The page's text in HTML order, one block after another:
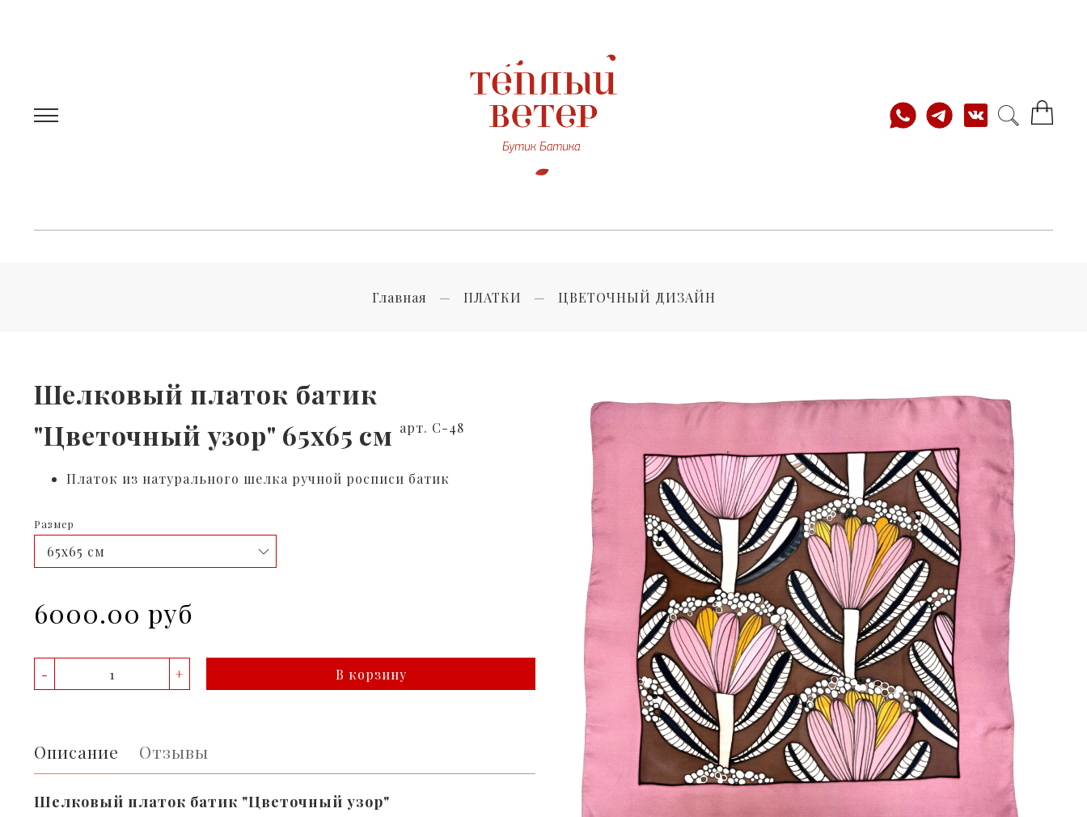
Главная ПЛАТКИ ЦВЕТОЧНЫЙ ДИЗАЙН
Шелковый платок батик
"Цветочный узор" 65x65 см арт. С-48
Платок из натурального шелка ручной росписи батик
Размер
6000.00 руб
- + В корзину
Описание Отзывы
Шелковый платок батик "Цветочный узор"